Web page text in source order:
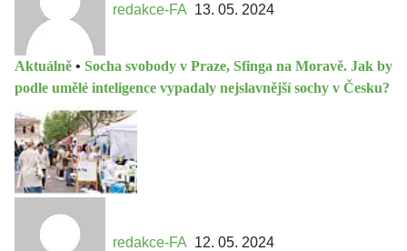
redakce-FA 13. 05. 2024
Aktuálně • Socha svobody v Praze, Sfinga na Moravě. Jak by
podle umělé inteligence vypadaly nejslavnější sochy v Česku?
redakce-FA 12. 05. 2024